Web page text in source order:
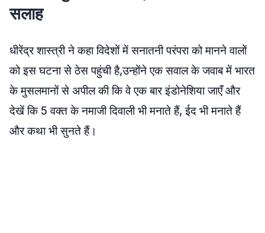
सलाह
धीरेंद्र शास्त्री ने कहा विदेशों में सनातनी परंपरा को मानने वालों
को इस घटना से ठेस पहुंची है,उन्होंने एक सवाल के जवाब में भारत
के मुसलमानों से अपील की कि वे एक बार इंडोनेशिया जाएँ और
देखें कि 5 वक्त के नमाजी दिवाली भी मनाते हैं, ईद भी मनाते हैं
और कथा भी सुनते हैं।